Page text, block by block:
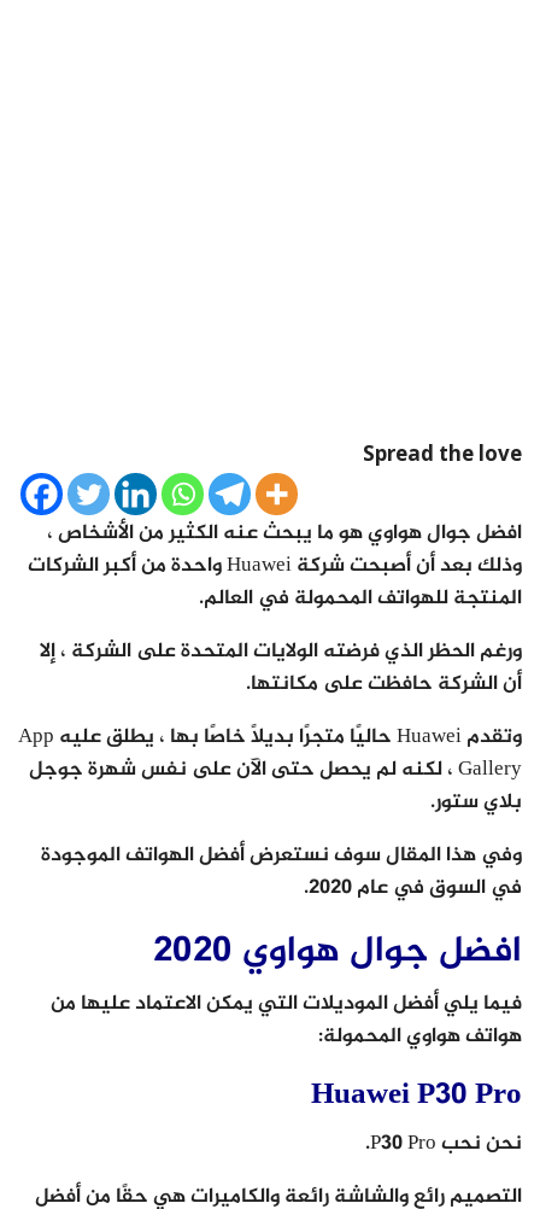
Spread the love
افضل جوال هواوي هو ما يبحث عنه الكثير من الأشخاص ،
وذلك بعد أن أصبحت شركة Huawei واحدة من أكبر الشركات
المنتجة للهواتف المحمولة في العالم.
ورغم الحظر الذي فرضته الولايات المتحدة على الشركة ، إلا
أن الشركة حافظت على مكانتها.
وتقدم Huawei حاليًا متجرًا بديلاً خاصًا بها ، يطلق عليه App
Gallery ، لكنه لم يحصل حتى الآن على نفس شهرة جوجل
بلاي ستور.
وفي هذا المقال سوف نستعرض أفضل الهواتف الموجودة
في السوق في عام 2020.
افضل جوال هواوي 2020
فيما يلي أفضل الموديلات التي يمكن الاعتماد عليها من
هواتف هواوي المحمولة:
Huawei P30 Pro
نحن نحب P30 Pro.
التصميم رائع والشاشة رائعة والكاميرات هي حقًا من أفضل